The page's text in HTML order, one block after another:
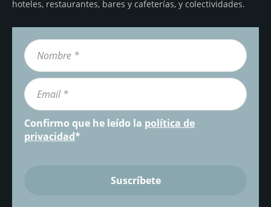
hoteles, restaurantes, bares y cafeterías, y colectividades.
Confirmo que he leído la política de
privacidad*